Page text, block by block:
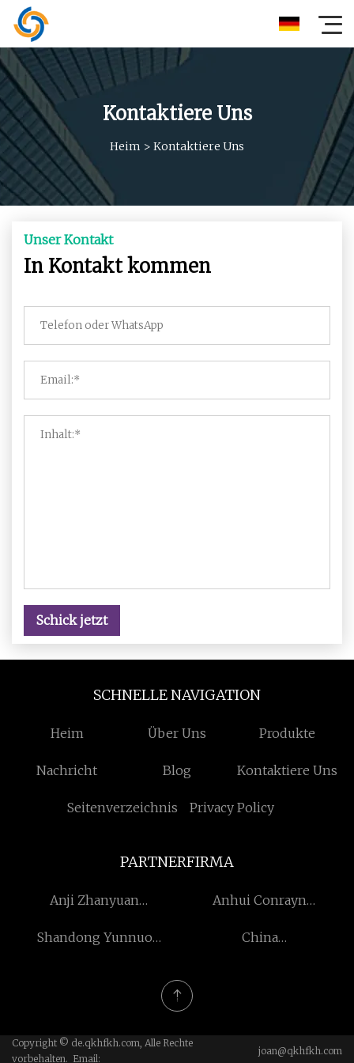
Kontaktiere Uns
Heim > Kontaktiere Uns
Unser Kontakt
In Kontakt kommen
Schick jetzt
SCHNELLE NAVIGATION
Heim Über Uns Produkte
Nachricht Blog Kontaktiere Uns
Seitenverzeichnis Privacy Policy
PARTNERFIRMA
Anji Zhanyuan
Anhui Conrayn
Shandong Yunnuo
China
Copyright © de.qkhfkh.com, Alle Rechte
vorbehalten. Email:
joan@qkhfkh.com